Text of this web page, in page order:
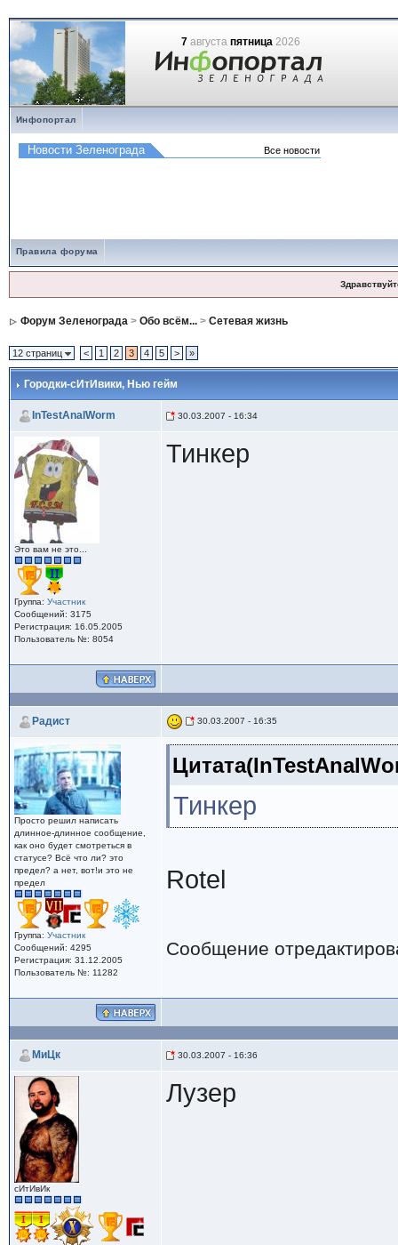
7августа пятница2026
Инфопортал
Правила форума
Форум Зеленограда> Обо всём...> Сетевая жизнь
12 страниц < 1 2 3 4 5 > »
Городки-сИтИвики, Нью гейм
InTestAnalWorm 30.03.2007 - 16:34
Это вам не это...
Группа: Участник
Сообщений: 3175
Регистрация: 16.05.2005
Пользователь №: 8054
Тинкер
Радист 30.03.2007 - 16:35
Просто решил написать
длинное-длинное сообщение,
как оно будет смотреться в
статусе? Всё что ли? это
предел? а нет, вот!и это не
предел
Группа: Участник
Сообщений: 4295
Регистрация: 31.12.2005
Пользователь №: 11282
Тинкер
Rotel
Сообщение
МиЦк 30.03.2007 - 16:36
сИтИвИк
Лузер